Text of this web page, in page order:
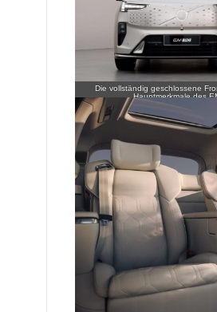
Die vollständig geschlossene
Hauptmerkmale des